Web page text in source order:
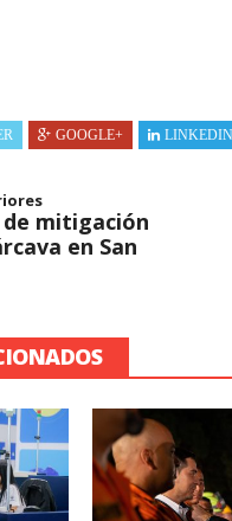
GOOGLE+ LINKEDIN
de mitigación
en San